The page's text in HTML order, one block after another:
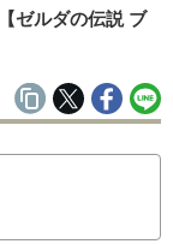
【ゼルダの伝説 ブ